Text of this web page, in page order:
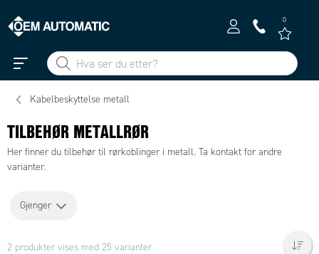
0
Kabelbeskyttelse metall
TILBEHØR METALLRØR
Her finner du tilbehør til rørkoblinger i metall. Ta kontakt for andre
varianter.
Gjenger
2 produkter vises med 25 varianter